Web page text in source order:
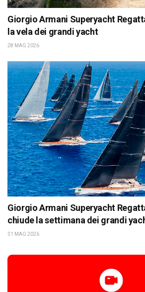
Giorgio Armani Superyacht
la vela dei grandi yacht
28 MAG 2026
Giorgio Armani Superyacht
chiude la settimana dei grandi
31 MAG 2026